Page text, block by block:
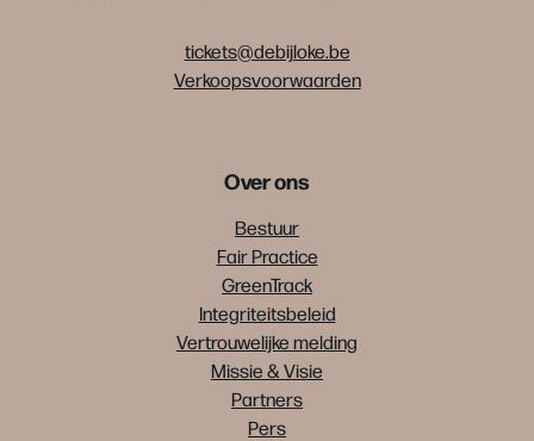
tickets@debijloke.be
Verkoopsvoorwaarden
Over ons
Bestuur
Fair Practice
GreenTrack
Integriteitsbeleid
Vertrouwelijke melding
Missie & Visie
Partners
Pers